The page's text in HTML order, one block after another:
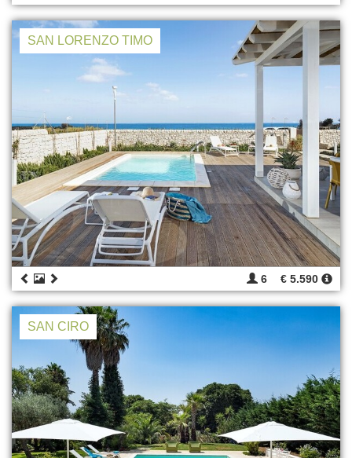
SAN LORENZO TIMO
6 € 5.590
SAN CIRO